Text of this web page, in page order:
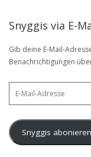
Snyggis via E-
Gib deine E-Mail-
Benachrichtigungen
Snyggis abonieren